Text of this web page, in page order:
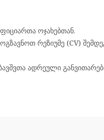
ოჯახებთან.
რეზიუმე (CV)
ადრეული